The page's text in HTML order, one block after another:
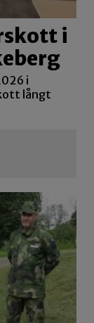
i
i
långt